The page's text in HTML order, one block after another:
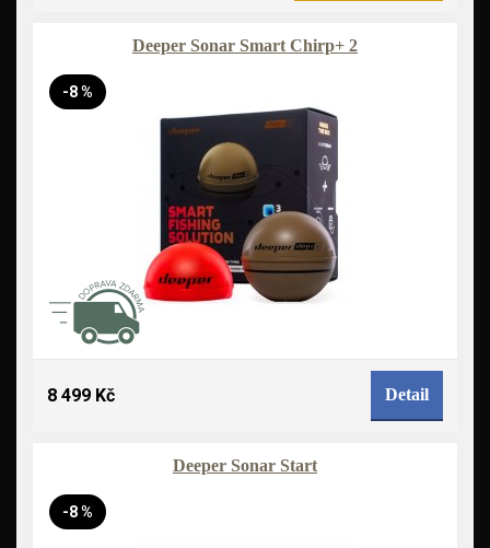
Deeper Sonar Smart Chirp+ 2
-8 %
8 499 Kč Detail
Deeper Sonar Start
-8 %